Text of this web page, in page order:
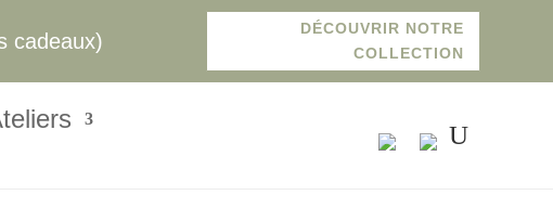
cadeaux)
DÉCOUVRIR NOTRE
COLLECTION